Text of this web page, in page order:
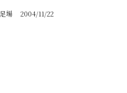
足場 2004/11/22